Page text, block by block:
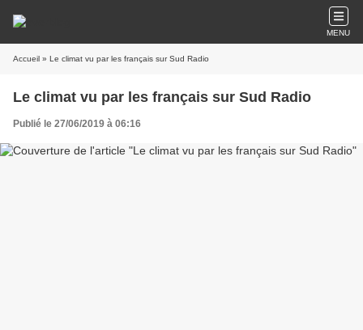
MENU
Accueil » Le climat vu par les français sur Sud Radio
Le climat vu par les français sur Sud Radio
Publié le 27/06/2019 à 06:16